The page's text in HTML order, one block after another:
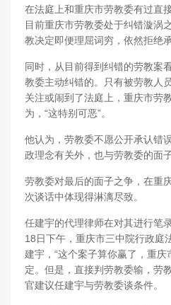
在法庭上和重庆市劳教委有过直
目前重庆市劳教委处于纠错漩涡
教决定即便理屈词穷，依然拒绝
同时，从目前得到纠错的劳教案
教委主动纠错的。只有被劳教人
关注或闹到了法庭上，重庆市劳
为，“这特别可恶”。
他认为，劳教委不愿公开承认错
政理念有关外，也与劳教委的面
劳教委对最后的面子之争，在重
次谈话中体现得淋漓尽致。
任建宇的代理律师在对其进行笔
18日下午，重庆市三中院行政庭
建宇，“这个案子算你赢了，重
定。但是，直接判劳教委输，劳
官建议任建宇与劳教委谈条件。